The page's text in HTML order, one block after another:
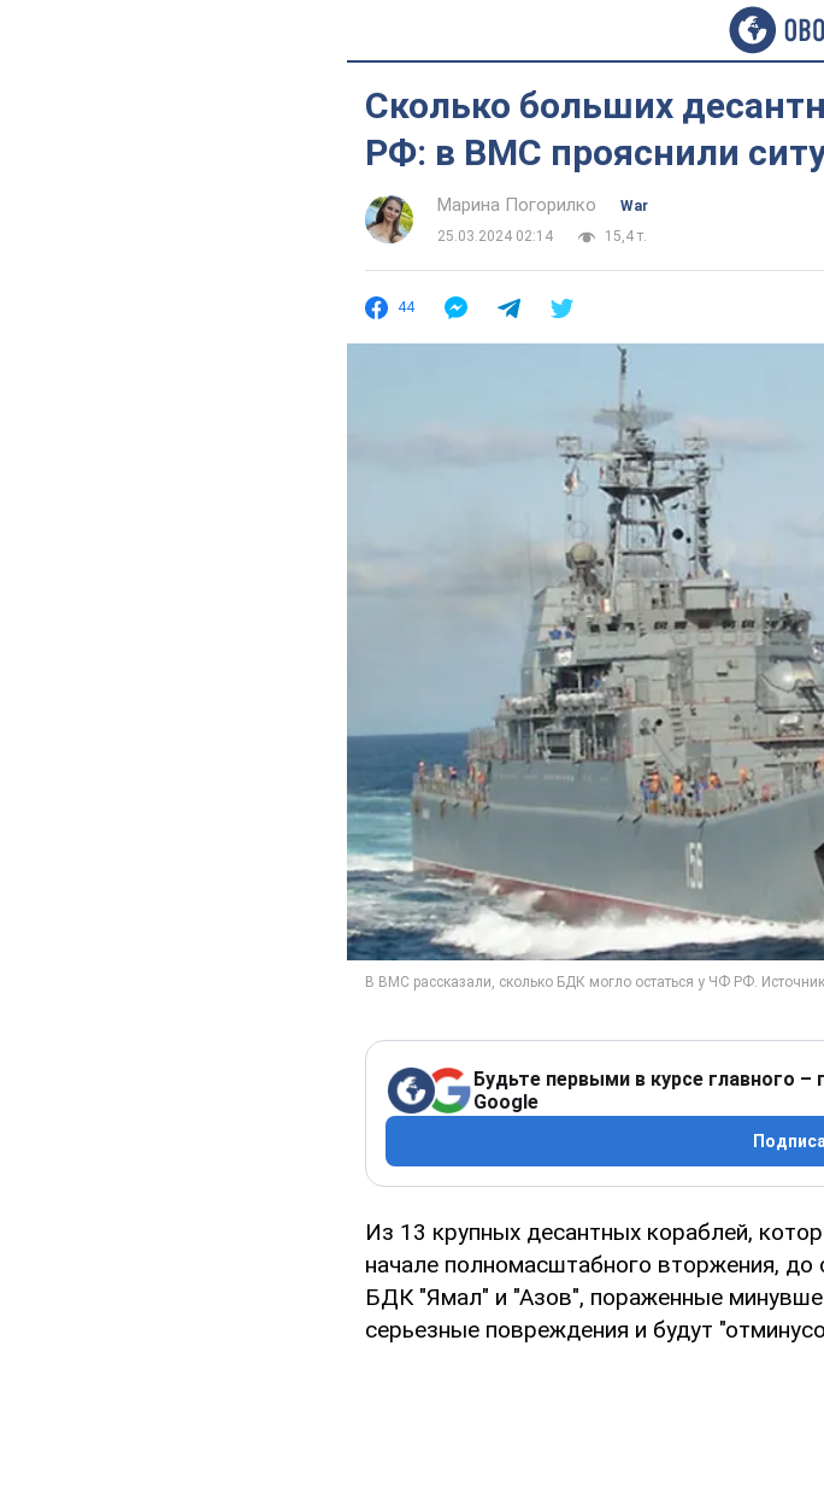
Сколько больших
РФ: в ВМС прояснили
Марина Погорилко
War
25.03.2024 02:14
15,4 т.
44
Будьте первыми в курсе главного –
Google
Из 13 крупных десантных кораблей,
начале полномасштабного вторжения, до
БДК "Ямал" и "Азов", пораженные
серьезные повреждения и будут